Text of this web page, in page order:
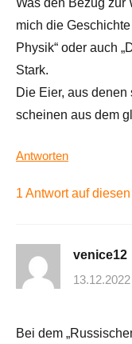
mich die
Physik“ oder auch
Stark.
Die Eier, aus
scheinen aus dem
Antworten
1 Antwort auf
venice12
Bei dem